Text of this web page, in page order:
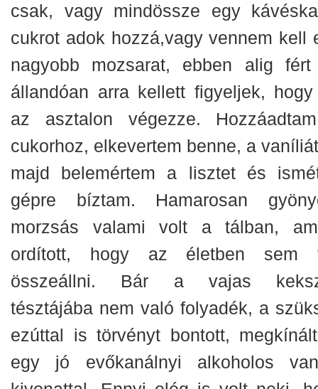
csak, vagy mindössze egy
cukrot adok hozzá,vagy vennem kell
nagyobb mozsarat, ebben alig
állandóan arra kellett figyeljek,
az asztalon végezze.
cukorhoz, elkevertem benne, a
majd belemértem a lisztet és
gépre bíztam. Hamarosan
morzsás valami volt a tálban,
ordított, hogy az életben sem
összeállni. Bár a vajas
tésztájába nem való folyadék, a
ezúttal is törvényt bontott,
egy jó evőkanálnyi alkoholos